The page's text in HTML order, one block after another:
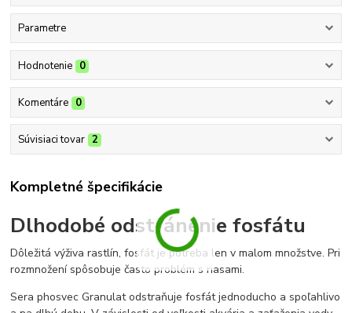
Parametre
Hodnotenie 0
Komentáre 0
Súvisiaci tovar 2
Kompletné špecifikácie
Dlhodobé odstránenie fosfátu
Dôležitá výživa rastlín, fosfát je potreba len v malom množstve. Pri
rozmnožení spôsobuje často problém s riasami.
Sera phosvec Granulat odstraňuje fosfát jednoducho a spoľahlivo